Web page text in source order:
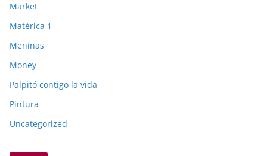
Market
Matérica 1
Meninas
Money
Palpitó contigo la vida
Pintura
Uncategorized